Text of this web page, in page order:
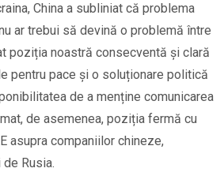
China a subliniat că problema
ar trebui să devină o problemă între
poziția noastră consecventă și clară
pentru pace și o soluționare politică
de a menține comunicarea
de asemenea, poziția fermă cu
asupra companiilor chineze,
Rusia.